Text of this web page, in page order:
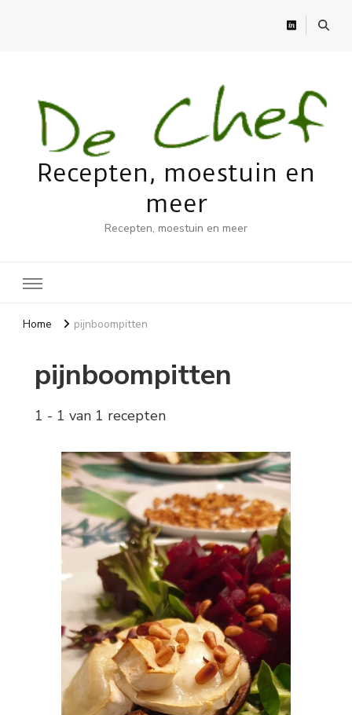
Recepten, moestuin en
meer
Recepten, moestuin en meer
Home pijnboompitten
pijnboompitten
1 - 1 van 1 recepten